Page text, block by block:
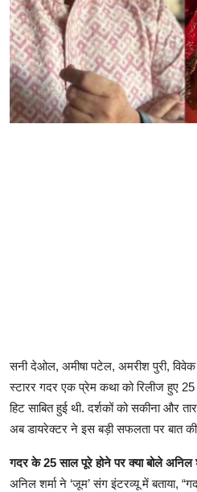
सनी देओल, अमीषा पटेल, अमरीश पुरी,
स्टारर गदर एक प्रेम कथा को रिलीज हुए 25
हिट साबित हुई थी. दर्शकों को सकीना और
अब डायरेक्टर ने इस बड़ी सफलता पर बात
गदर के 25 साल पूरे होने पर क्या बोले अनिल
अनिल शर्मा ने ‘जूम’ संग इंटरव्यू में बताया,